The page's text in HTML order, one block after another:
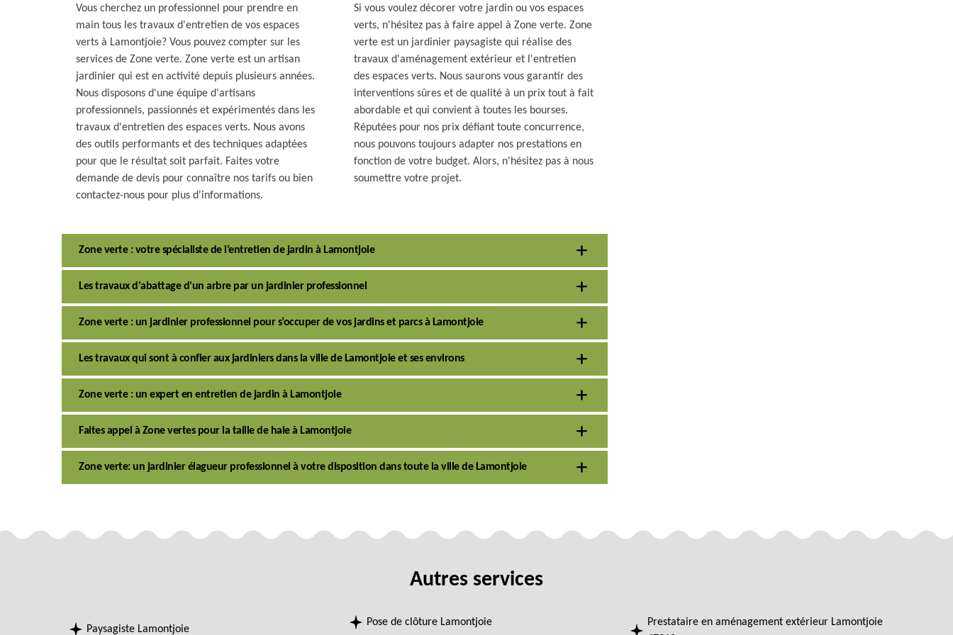
Vous cherchez un professionnel pour prendre en
main tous les travaux d'entretien de vos espaces
verts à Lamontjoie? Vous pouvez compter sur les
services de Zone verte. Zone verte est un artisan
jardinier qui est en activité depuis plusieurs années.
Nous disposons d'une équipe d'artisans
professionnels, passionnés et expérimentés dans les
travaux d'entretien des espaces verts. Nous avons
des outils performants et des techniques adaptées
pour que le résultat soit parfait. Faites votre
demande de devis pour connaître nos tarifs ou bien
contactez-nous pour plus d'informations.
Si vous voulez décorer votre jardin ou vos espaces
verts, n'hésitez pas à faire appel à Zone verte. Zone
verte est un jardinier paysagiste qui réalise des
travaux d'aménagement extérieur et l'entretien
des espaces verts. Nous saurons vous garantir des
interventions sûres et de qualité à un prix tout à fait
abordable et qui convient à toutes les bourses.
Réputées pour nos prix défiant toute concurrence,
nous pouvons toujours adapter nos prestations en
fonction de votre budget. Alors, n'hésitez pas à nous
soumettre votre projet.
Zone verte : votre spécialiste de l’entretien de jardin à Lamontjoie
Les travaux d'abattage d'un arbre par un jardinier professionnel
Zone verte : un jardinier professionnel pour s’occuper de vos jardins et parcs à Lamontjoie
Les travaux qui sont à confier aux jardiniers dans la ville de Lamontjoie et ses environs
Zone verte : un expert en entretien de jardin à Lamontjoie
Faites appel à Zone vertes pour la taille de haie à Lamontjoie
Zone verte: un jardinier élagueur professionnel à votre disposition dans toute la ville de Lamontjoie
Autres services
Paysagiste Lamontjoie
Pose de clôture Lamontjoie
Prestataire en aménagement extérieur Lamontjoie